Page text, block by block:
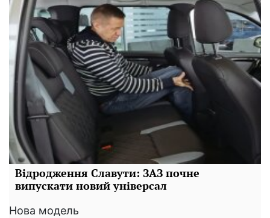
Відродження Славути: ЗАЗ почне
випускати новий універсал
Нова модель